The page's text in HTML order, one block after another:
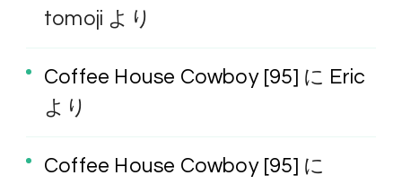
tomoji より
Coffee House Cowboy [95] に Eric
より
Coffee House Cowboy [95] に